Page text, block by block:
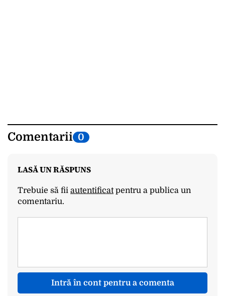
Comentarii 0
LASĂ UN RĂSPUNS
Trebuie să fii autentificatpentru a publica un
comentariu.
Intră în cont pentru a comenta